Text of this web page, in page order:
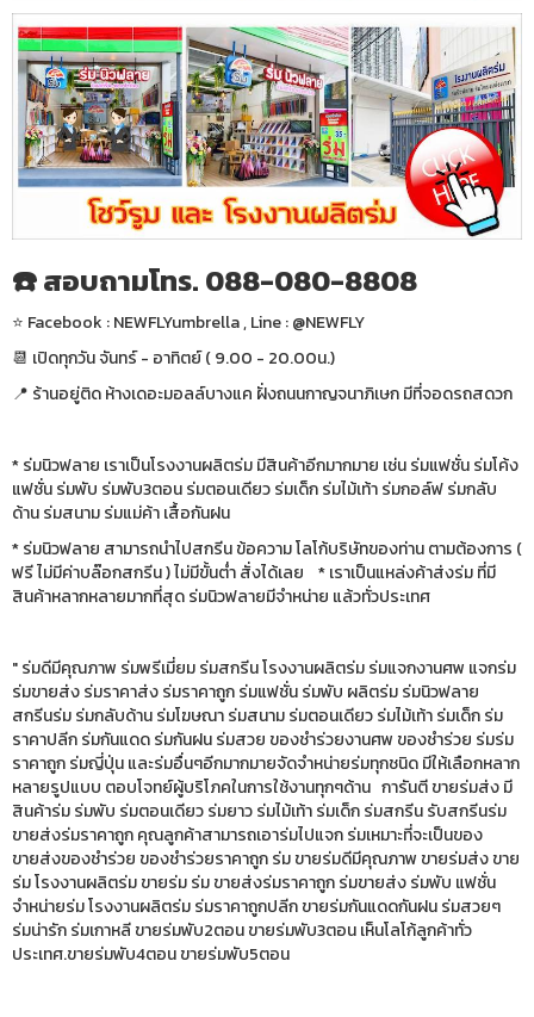
☎️ สอบถามโทร. 088-080-8808
⭐️ Facebook : NEWFLYumbrella , Line : @NEWFLY
📆 เปิดทุกวัน จันทร์ - อาทิตย์ ( 9.00 - 20.00น.)
📍 ร้านอยู่ติด ห้างเดอะมอลล์บางแค ฝั่งถนนกาญจนาภิเษก มีที่จอดรถสดวก
* ร่มนิวฟลาย เราเป็นโรงงานผลิตร่ม มีสินค้าอีกมากมาย เช่น ร่มแฟชั่น ร่มโค้ง
แฟชั่น ร่มพับ ร่มพับ3ตอน ร่มตอนเดียว ร่มเด็ก ร่มไม้เท้า ร่มกอล์ฟ ร่มกลับ
ด้าน ร่มสนาม ร่มแม่ค้า เสื้อกันฝน
* ร่มนิวฟลาย สามารถนำไปสกรีน ข้อความ โลโก้บริษัทของท่าน ตามต้องการ (
ฟรี ไม่มีค่าบล๊อกสกรีน ) ไม่มีขั้นต่ำ สั่งได้เลย * เราเป็นแหล่งค้าส่งร่ม ที่มี
สินค้าหลากหลายมากที่สุด ร่มนิวฟลายมีจำหน่าย แล้วทั่วประเทศ
" ร่มดีมีคุณภาพ ร่มพรีเมี่ยม ร่มสกรีน โรงงานผลิตร่ม ร่มแจกงานศพ แจกร่ม
ร่มขายส่ง ร่มราคาส่ง ร่มราคาถูก ร่มแฟชั่น ร่มพับ ผลิตร่ม ร่มนิวฟลาย
สกรีนร่ม ร่มกลับด้าน ร่มโฆษณา ร่มสนาม ร่มตอนเดียว ร่มไม้เท้า ร่มเด็ก ร่ม
ราคาปลีก ร่มกันแดด ร่มกันฝน ร่มสวย ของชำร่วยงานศพ ของชำร่วย ร่มร่ม
ราคาถูก ร่มญี่ปุ่น และร่มอื่นๆอีกมากมายจัดจำหน่ายร่มทุกชนิด มีให้เลือกหลาก
หลายรูปแบบ ตอบโจทย์ผู้บริโภคในการใช้งานทุกๆด้าน การันตี ขายร่มส่ง มี
สินค้าร่ม ร่มพับ ร่มตอนเดียว ร่มยาว ร่มไม้เท้า ร่มเด็ก ร่มสกรีน รับสกรีนร่ม
ขายส่งร่มราคาถูก คุณลูกค้าสามารถเอาร่มไปแจก ร่มเหมาะที่จะเป็นของ
ขายส่งของชำร่วย ของชำร่วยราคาถูก ร่ม ขายร่มดีมีคุณภาพ ขายร่มส่ง ขาย
ร่ม โรงงานผลิตร่ม ขายร่ม ร่ม ขายส่งร่มราคาถูก ร่มขายส่ง ร่มพับ แฟชั่น
จำหน่ายร่ม โรงงานผลิตร่ม ร่มราคาถูกปลีก ขายร่มกันแดดกันฝน ร่มสวยๆ
ร่มน่ารัก ร่มเกาหลี ขายร่มพับ2ตอน ขายร่มพับ3ตอน เห็นโลโก้ลูกค้าทั่ว
ประเทศ.ขายร่มพับ4ตอน ขายร่มพับ5ตอน